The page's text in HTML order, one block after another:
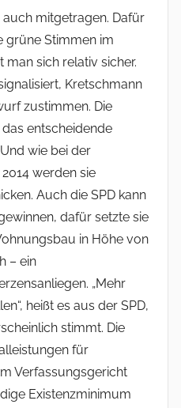
mitgetragen. Dafür
grüne Stimmen im
man sich relativ sicher.
Kretschmann
zustimmen. Die
entscheidende
wie bei der
werden sie
Auch die SPD kann
dafür setzte sie
in Höhe von
– ein
„Mehr
heißt es aus der SPD,
stimmt. Die
für
Verfassungsgericht
Existenzminimum